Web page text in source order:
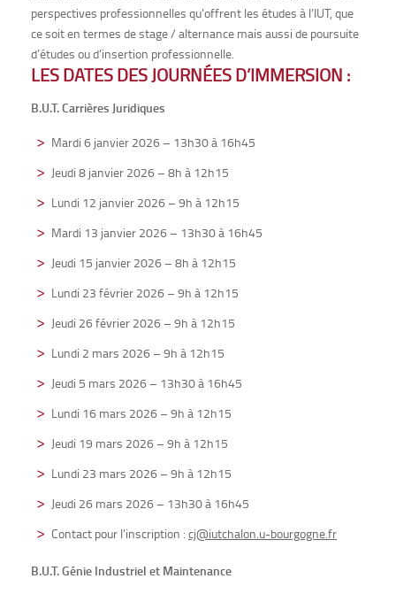
perspectives professionnelles qu’offrent les études à l’IUT, que
ce soit en termes de stage / alternance mais aussi de poursuite
d’études ou d’insertion professionnelle.
LES DATES DES JOURNÉES D’IMMERSION :
B.U.T. Carrières Juridiques
Mardi 6 janvier 2026 – 13h30 à 16h45
Jeudi 8 janvier 2026 – 8h à 12h15
Lundi 12 janvier 2026 – 9h à 12h15
Mardi 13 janvier 2026 – 13h30 à 16h45
Jeudi 15 janvier 2026 – 8h à 12h15
Lundi 23 février 2026 – 9h à 12h15
Jeudi 26 février 2026 – 9h à 12h15
Lundi 2 mars 2026 – 9h à 12h15
Jeudi 5 mars 2026 – 13h30 à 16h45
Lundi 16 mars 2026 – 9h à 12h15
Jeudi 19 mars 2026 – 9h à 12h15
Lundi 23 mars 2026 – 9h à 12h15
Jeudi 26 mars 2026 – 13h30 à 16h45
Contact pour l’inscription : cj@iutchalon.u-bourgogne.fr
B.U.T. Génie Industriel et Maintenance